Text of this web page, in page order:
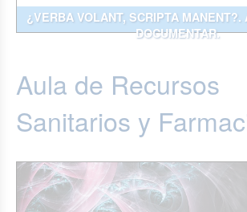
¿VERBA VOLANT, SCRIPTA MANENT?.
DOCUMENTAR.
Aula de Recursos
Sanitarios y